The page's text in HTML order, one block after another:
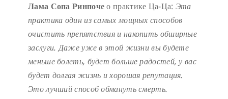
Лама Сопа Ринпочео практике Ца-Ца: Эта
практика один из самых мощных способов
очистить препятствия и накопить обширные
заслуги. Даже уже в этой жизни вы будете
меньше болеть, будет больше радостей, у вас
будет долгая жизнь и хорошая репутация.
Это лучший способ обмануть смерть.